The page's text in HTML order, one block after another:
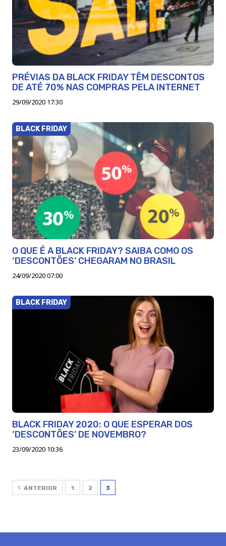
PRÉVIAS DA BLACK FRIDAY TÊM DESCONTOS
DE ATÉ 70% NAS COMPRAS PELA INTERNET
29/09/2020 17:30
BLACK FRIDAY
O QUE É A BLACK FRIDAY? SAIBA COMO OS
‘DESCONTÕES’ CHEGARAM NO BRASIL
24/09/2020 07:00
BLACK FRIDAY
BLACK FRIDAY 2020: O QUE ESPERAR DOS
‘DESCONTÕES’ DE NOVEMBRO?
23/09/2020 10:36
ANTERIOR 1 2 3